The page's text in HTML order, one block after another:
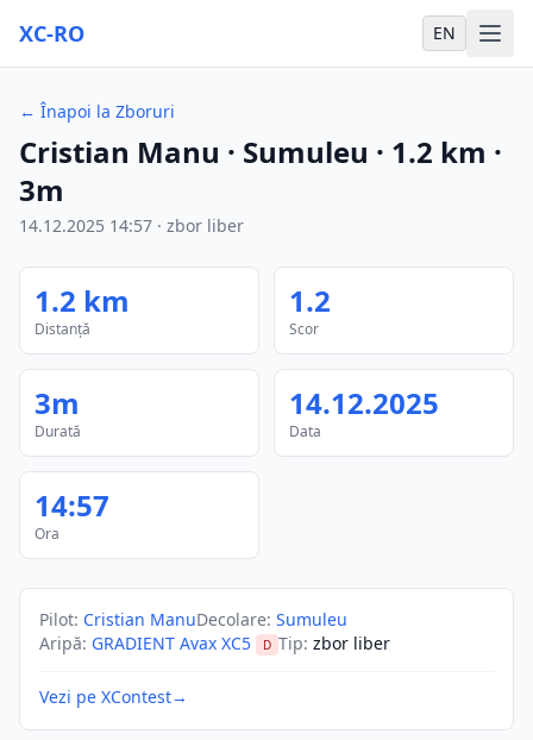
XC-RO EN
← Înapoi la Zboruri
Cristian Manu · Sumuleu · 1.2 km ·
3m
14.12.2025 14:57 · zbor liber
1.2 km
Distanță
1.2
Scor
3m
Durată
14.12.2025
Data
14:57
Ora
Pilot: Cristian ManuDecolare: Sumuleu
Aripă: GRADIENT Avax XC5 D Tip: zbor liber
Vezi pe XContest→